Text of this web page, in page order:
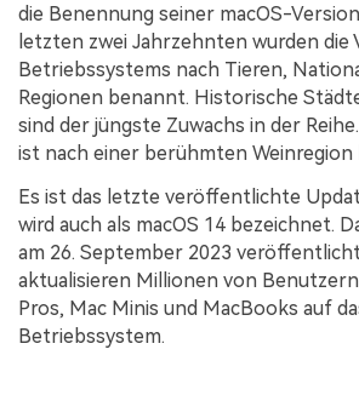
die Benennung seiner macOS-
letzten zwei Jahrzehnten wurden die
Betriebssystems nach Tieren,
Regionen benannt. Historische
sind der jüngste Zuwachs in der
ist nach einer berühmten Weinregion
Es ist das letzte veröffentlichte
wird auch als macOS 14 bezeichnet.
am 26. September 2023
aktualisieren Millionen von
Pros, Mac Minis und MacBooks auf
Betriebssystem.